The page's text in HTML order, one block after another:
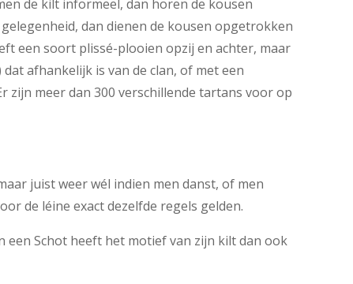
de kilt informeel, dan horen de kousen
dan dienen de kousen opgetrokken
een soort plissé-plooien opzij en achter, maar
afhankelijk is van de clan, of met een
zijn meer dan 300 verschillende tartans voor op
juist weer wél indien men danst, of men
de léine exact dezelfde regels gelden.
Schot heeft het motief van zijn kilt dan ook